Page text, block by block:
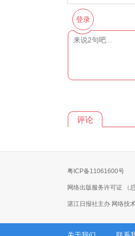
登录
评论
粤ICP备11061600号
网络出版服务许可证 （
湛江日报社主办 网络技